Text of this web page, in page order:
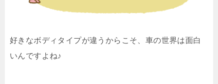
好きなボディタイプが違うからこそ、車の世界は面白
いんですよね♪